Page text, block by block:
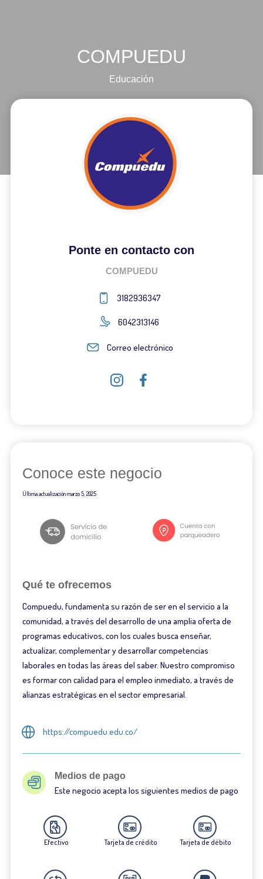
COMPUEDU
Educación
Ponte en contacto con
COMPUEDU
3182936347
6042313146
Correo electrónico
Conoce este negocio
Última actualizaciónmarzo 5, 2025
Qué te ofrecemos
Compuedu, fundamenta su razón de ser en el servicio a la
comunidad, a través del desarrollo de una amplia oferta de
programas educativos, con los cuales busca enseñar,
actualizar, complementar y desarrollar competencias
laborales en todas las áreas del saber. Nuestro compromiso
es formar con calidad para el empleo inmediato, a través de
alianzas estratégicas en el sector empresarial.
https://compuedu.edu.co/
Medios de pago
Este negocio acepta los siguientes medios de pago
Efectivo Tarjeta de crédito Tarjeta de débito